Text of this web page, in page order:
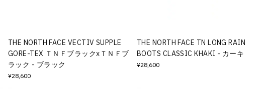
THE NORTH FACE VECTIV SUPPLE
GORE-TEX ＴＮＦブラックxＴＮＦブ
ラック - ブラック
¥28,600
THE NORTH FACE TN LONG RAIN
BOOTS CLASSIC KHAKI - カーキ
¥28,600